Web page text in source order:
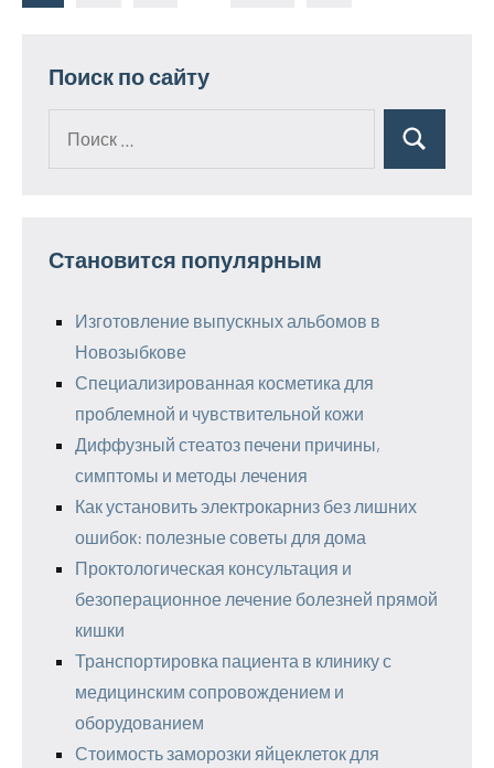
Пагинация
Поиск по сайту
Поиск
Становится популярным
Изготовление выпускных альбомов в
Новозыбкове
Специализированная косметика для
проблемной и чувствительной кожи
Диффузный стеатоз печени причины,
симптомы и методы лечения
Как установить электрокарниз без лишних
ошибок: полезные советы для дома
Проктологическая консультация и
безоперационное лечение болезней прямой
кишки
Транспортировка пациента в клинику с
медицинским сопровождением и
оборудованием
Стоимость заморозки яйцеклеток для